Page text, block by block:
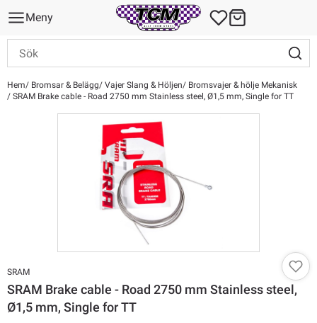
Meny
Hem Bromsar & Belägg Vajer Slang & Höljen
Bromsvajer & hölje Mekanisk
SRAM Brake cable - Road 2750 mm Stainless steel, Ø1,5 mm, Single for TT
SRAM
SRAM Brake cable - Road 2750 mm Stainless steel,
Ø1,5 mm, Single for TT